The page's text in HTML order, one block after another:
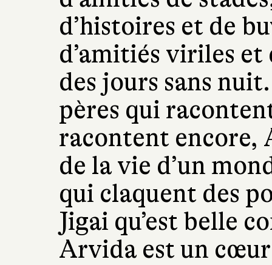
d’histoires et de
d’amitiés viriles
des jours sans
pères qui
racontent encore,
de la vie d’un
qui claquent des
Jigai qu’est belle
Arvida est un